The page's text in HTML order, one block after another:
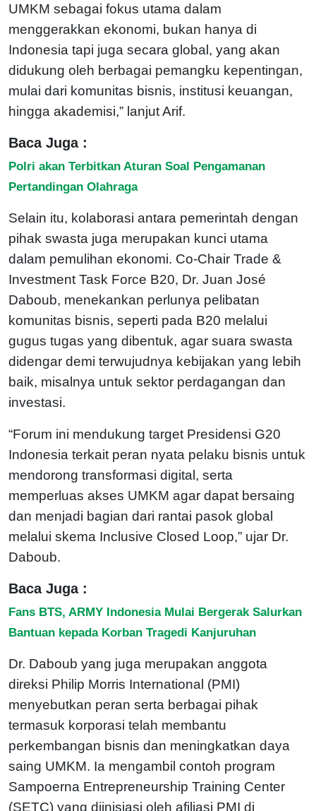
UMKM sebagai fokus utama dalam
menggerakkan ekonomi, bukan hanya di
Indonesia tapi juga secara global, yang akan
didukung oleh berbagai pemangku kepentingan,
mulai dari komunitas bisnis, institusi keuangan,
hingga akademisi,” lanjut Arif.
Baca Juga :
Polri akan Terbitkan Aturan Soal Pengamanan
Pertandingan Olahraga
Selain itu, kolaborasi antara pemerintah dengan
pihak swasta juga merupakan kunci utama
dalam pemulihan ekonomi. Co-Chair Trade &
Investment Task Force B20, Dr. Juan José
Daboub, menekankan perlunya pelibatan
komunitas bisnis, seperti pada B20 melalui
gugus tugas yang dibentuk, agar suara swasta
didengar demi terwujudnya kebijakan yang lebih
baik, misalnya untuk sektor perdagangan dan
investasi.
“Forum ini mendukung target Presidensi G20
Indonesia terkait peran nyata pelaku bisnis untuk
mendorong transformasi digital, serta
memperluas akses UMKM agar dapat bersaing
dan menjadi bagian dari rantai pasok global
melalui skema Inclusive Closed Loop,” ujar Dr.
Daboub.
Baca Juga :
Fans BTS, ARMY Indonesia Mulai Bergerak Salurkan
Bantuan kepada Korban Tragedi Kanjuruhan
Dr. Daboub yang juga merupakan anggota
direksi Philip Morris International (PMI)
menyebutkan peran serta berbagai pihak
termasuk korporasi telah membantu
perkembangan bisnis dan meningkatkan daya
saing UMKM. Ia mengambil contoh program
Sampoerna Entrepreneurship Training Center
(SETC) yang diinisiasi oleh afiliasi PMI di